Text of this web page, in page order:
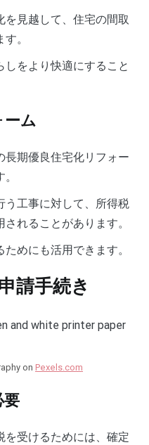
見越して、住宅の間取
。
しをより快適にすること
ム
長期優良住宅化リフォー
う工事に対して、所得税
れることがあります。
めにも活用できます。
請手続き
on Pexels.com
を受けるためには、確定